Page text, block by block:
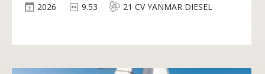
2026 9.53 21 CV YANMAR DIESEL